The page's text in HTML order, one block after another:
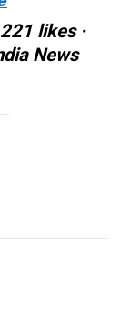
likes ·
News